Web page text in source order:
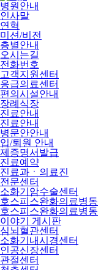
병원안내
인사말
연혁
미션/비전
층별안내
오시는길
전화번호
고객지원센터
응급의료센터
편의시설안내
장례식장
진료안내
진료안내
병문안안내
입/퇴원 안내
제증명서발급
진료예약
진료과ㆍ의료진
전문센터
소화기암수술센터
호스피스완화의료병동
호스피스완화의료병동
이야기 게시판
심뇌혈관센터
소화기내시경센터
인공신장센터
관절센터